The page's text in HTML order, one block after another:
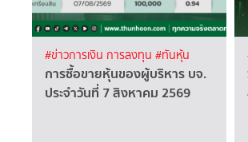
#ข่าวการเงิน การลงทุน #ทันหุ้น
การซื้อขายหุ้นของผู้บริหาร บจ.
ประจำวันที่ 7 สิงหาคม 2569